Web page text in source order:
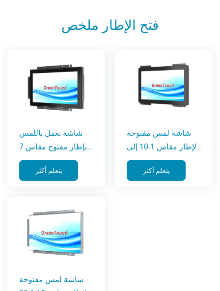
فتح الإطار ملخص
شاشة تعمل باللمس
بإطار مفتوح مقاس 7
إلى 55 بوصة (سلسلة
يتعلم أكثر
شاشة لمس مفتوحة
الإطار مقاس 10.1 إلى
يتعلم أكثر
شاشة لمس مفتوحة